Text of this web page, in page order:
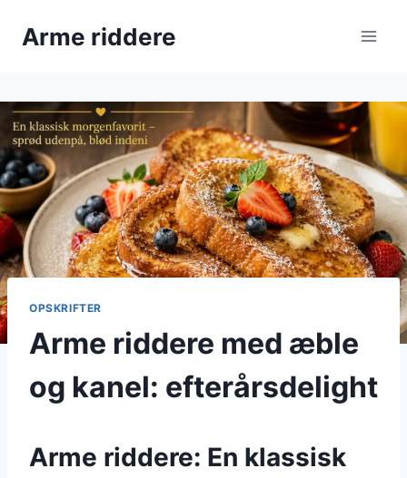
Arme riddere
OPSKRIFTER
Arme riddere med æble
og kanel: efterårsdelight
Arme riddere: En klassisk